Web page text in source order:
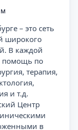
– это сеть
широкого
В каждой
помощь по
терапия,
и т.д.
Центр
в